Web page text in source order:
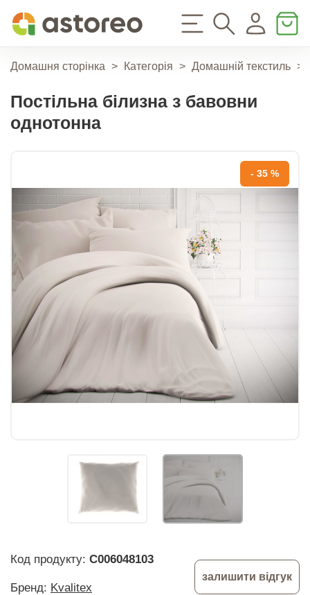
Домашня сторінка > Категорія > Домашній текстиль >
Постільна білизна з бавовни
однотонна
- 35 %
Код продукту: C006048103
Бренд: Kvalitex
залишити відгук